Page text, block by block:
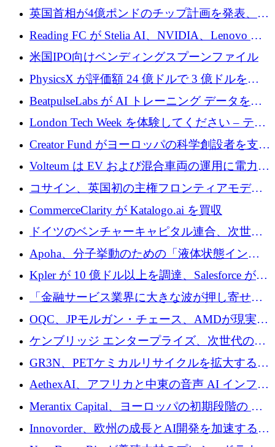
ドラウンドで1,000万ユーロを確保
英国首相が4億ポンドのチップ計画を発表、英
国の新興企業は「ここで拡大」し「ここに留
まる」
Reading FC が Stelia AI、NVIDIA、Lenovo と
協力して AI Center of Excellence を立ち上げ
米国IPO向けベンディングスプーンファイル
PhysicsX が評価額 24 億ドルで 3 億ドルを調
達
BeatpulseLabs が AI トレーニング データを拡
張するために 180 万ドルのプレシードを調達
London Tech Week を体験してください – テク
ノロジーがヨーロッパのイノベーションの未
来を形作る場所
Creator Fund がヨーロッパの科学創設者を支援
するために 5,600 万ドルを調達
Volteum は EV および混合車両の運用に電力を
供給するために 250 万ユーロを寄付
コサイン、英国初の主権フロンティアモデル
で業界の支援を確保
CommerceClarity が Katalogo.ai を買収
ドイツのベンチャーキャピタル連合、次世代
スタートアップの成長に向けて機関投資家へ
の資本シフトを呼びかけ
Apoha、分子挙動のための「液体状態インテ
リジェンス」を構築するために3,600万ドルを
かけてステルス状態から出現
Kpler が 10 億ドル以上を調達、Salesforce が
Contentful を買収、Built in Europe キャンペー
ンを開始
「金融サービス業界に大きな波が押し寄せて
いる」と「欧州初のAIネイティブ銀行」のボ
スが語る
OQC、JPモルガン・チェース、AMDが現実世
界のフィンテック・アプリケーションを探索
するためにQuantum-AIデータセンターを立ち
上げ
ケンブリッジ エンタープライズ、次世代のデ
ィープテック創設者向けにロンドンの出発点
を構築
GR3N、PETケミカルリサイクルを拡大するた
めにシリーズBで1,550万ユーロを調達
AethexAI、アフリカと中東の音声 AI インフラ
ストラクチャを構築するために 300 万ドルを
Merantix Capital、ヨーロッパの初期段階の AI
スタートアップ向けに 1 億 300 万ユーロのフ
ァンドを立ち上げる
Innovorder、欧州の成長とAI開発を加速するた
めに2,000万ユーロを確保